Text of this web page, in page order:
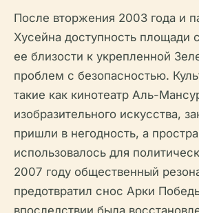
После вторжения 2003 года и
Хусейна доступность площади
ее близости к укрепленной
проблем с безопасностью.
такие как кинотеатр Аль-
изобразительного искусства,
пришли в негодность, а
использовалось для
2007 году общественный
предотвратил снос Арки
впоследствии была